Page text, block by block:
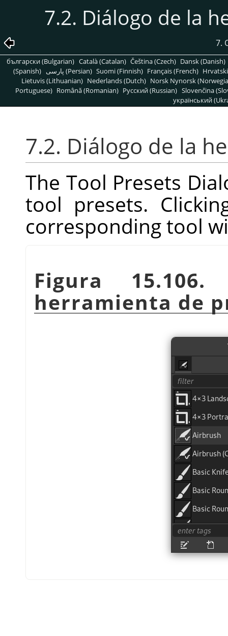
7.2. Diálogo de la
7.
български (Bulgarian) Català (Catalan) Čeština (Czech) Dansk (Danish)
(Spanish)
پارسی (Persian) Suomi (Finnish) Français (French)
Lietuvis (Lithuanian) Nederlands (Dutch) Norsk Nynorsk
Portuguese) Română (Romanian) Pусский (Russian) Slovenčina
український
7.2. Diálogo de la
The Tool Presets
tool presets.
corresponding tool
Figura
herramienta de